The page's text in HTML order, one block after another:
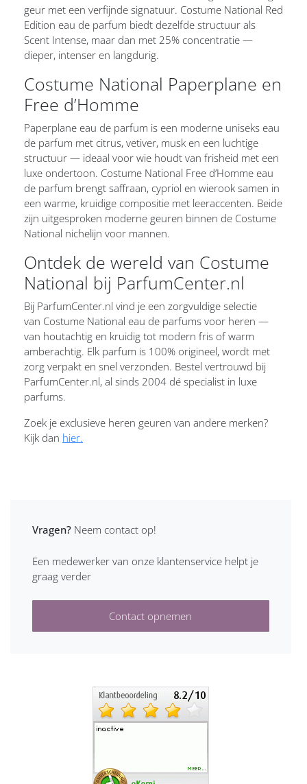
geur met een verfijnde signatuur. Costume National Red
Edition eau de parfum biedt dezelfde structuur als
Scent Intense, maar dan met 25% concentratie —
dieper, intenser en langdurig.
Costume National Paperplane en
Free d’Homme
Paperplane eau de parfum is een moderne uniseks eau
de parfum met citrus, vetiver, musk en een luchtige
structuur — ideaal voor wie houdt van frisheid met een
luxe ondertoon. Costume National Free d’Homme eau
de parfum brengt saffraan, cypriol en wierook samen in
een warme, kruidige compositie met leeraccenten. Beide
zijn uitgesproken moderne geuren binnen de Costume
National nichelijn voor mannen.
Ontdek de wereld van Costume
National bij ParfumCenter.nl
Bij ParfumCenter.nl vind je een zorgvuldige selectie
van Costume National eau de parfums voor heren —
van houtachtig en kruidig tot modern fris of warm
amberachtig. Elk parfum is 100% origineel, wordt met
zorg verpakt en snel verzonden. Bestel vertrouwd bij
ParfumCenter.nl, al sinds 2004 dé specialist in luxe
parfums.
Zoek je exclusieve heren geuren van andere merken?
Kijk dan hier.
Vragen? Neem contact op!
Een medewerker van onze klantenservice helpt je
graag verder
Contact opnemen